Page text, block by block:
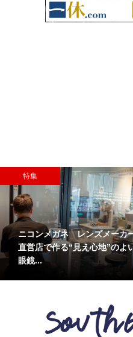
特集
ニコンメガネ レンズメーカ
直営店で作る“見え心地”のよ
眼鏡...